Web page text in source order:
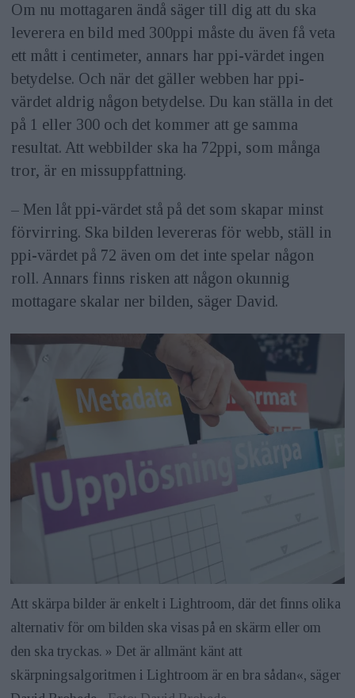
Om nu mottagaren ändå säger till dig att du ska
leverera en bild med 300ppi måste du även få veta
ett mått i centimeter, annars har ppi-värdet ingen
betydelse. Och när det gäller webben har ppi-
värdet aldrig någon betydelse. Du kan ställa in det
på 1 eller 300 och det kommer att ge samma
resultat. Att webbilder ska ha 72ppi, som många
tror, är en missuppfattning.
– Men låt ppi-värdet stå på det som skapar minst
förvirring. Ska bilden levereras för webb, ställ in
ppi-värdet på 72 även om det inte spelar någon
roll. Annars finns risken att någon okunnig
mottagare skalar ner bilden, säger David.
Att skärpa bilder är enkelt i Lightroom, där det finns olika
alternativ för om bilden ska visas på en skärm eller om
den ska tryckas. » Det är allmänt känt att
skärpningsalgoritmen i Lightroom är en bra sådan«, säger